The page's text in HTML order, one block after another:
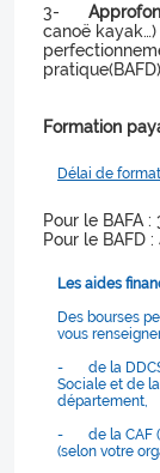
3-
canoë
pratique(BAFD)
Formation
Délai de
Pour le BAFA
Pour le BAFD :
Les aides
Des bourses
vous
- de la
Sociale et de
département,
- de la CAF
(selon votre